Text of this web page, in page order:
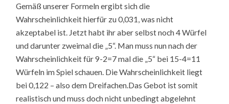
Gemäß unserer Formeln ergibt sich die
Wahrscheinlichkeit hierfür zu 0,031, was nicht
akzeptabel ist. Jetzt habt ihr aber selbst noch 4 Würfel
und darunter zweimal die „5“. Man muss nun nach der
Wahrscheinlichkeit für 9-2=7 mal die „5“ bei 15-4=11
Würfeln im Spiel schauen. Die Wahrscheinlichkeit liegt
bei 0,122 – also dem Dreifachen.Das Gebot ist somit
realistisch und muss doch nicht unbedingt abgelehnt